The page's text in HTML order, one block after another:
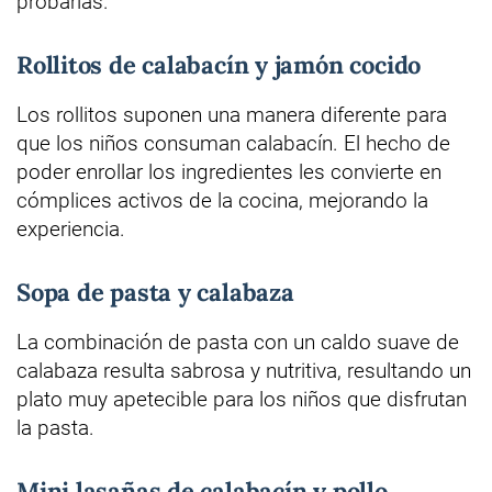
Rollitos de calabacín y jamón cocido
Los rollitos suponen una manera diferente para
que los niños consuman calabacín. El hecho de
poder enrollar los ingredientes les convierte en
cómplices activos de la cocina, mejorando la
experiencia.
Sopa de pasta y calabaza
La combinación de pasta con un caldo suave de
calabaza resulta sabrosa y nutritiva, resultando un
plato muy apetecible para los niños que disfrutan
la pasta.